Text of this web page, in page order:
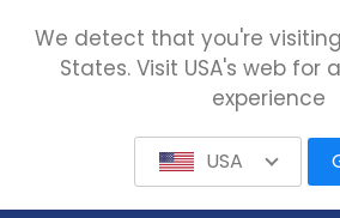
We detect that you're
States. Visit USA's web for
experience
USA